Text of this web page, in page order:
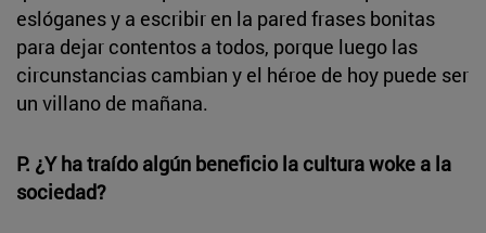
eslóganes y a escribir en la pared frases bonitas
para dejar contentos a todos, porque luego las
circunstancias cambian y el héroe de hoy puede ser
un villano de mañana.
P. ¿Y ha traído algún beneficio la cultura woke a la
sociedad?